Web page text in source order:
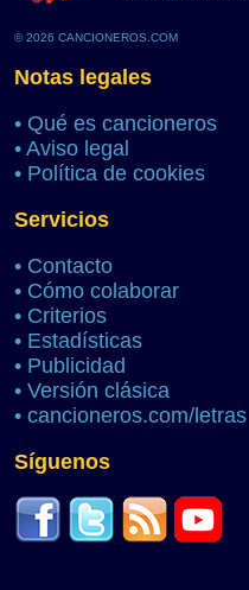
© 2026 CANCIONEROS.COM
Notas legales
• Qué es cancioneros
• Aviso legal
• Política de cookies
Servicios
• Contacto
• Cómo colaborar
• Criterios
• Estadísticas
• Publicidad
• Versión clásica
• cancioneros.com/letras
Síguenos